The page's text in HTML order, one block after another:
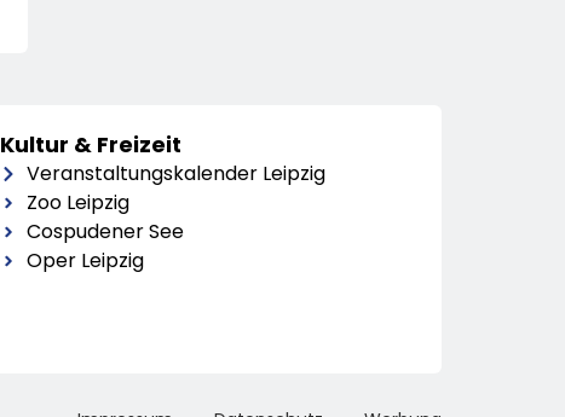
Kultur & Freizeit
Veranstaltungskalender Leipzig
Zoo Leipzig
Cospudener See
Oper Leipzig